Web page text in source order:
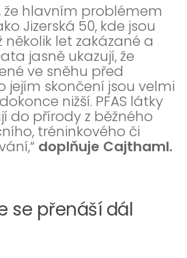
že hlavním problémem
Jizerská 50, kde jsou
několik let zakázané a
jasně ukazují, že
ve sněhu před
jejím skončení jsou velmi
nižší. PFAS látky
do přírody z běžného
tréninkového či
doplňuje Cajthaml.
se přenáší dál